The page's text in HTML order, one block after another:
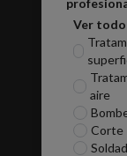
Ver todo
aire
Corte